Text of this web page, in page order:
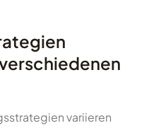
variieren